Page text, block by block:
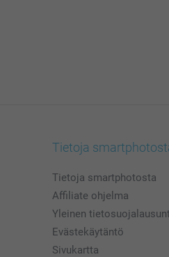
Tietoja
Tietoja smartphotosta
Affiliate ohjelma
Yleinen
Evästekäytäntö
Sivukartta